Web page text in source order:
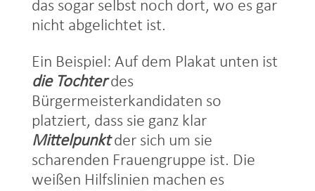
das sogar selbst noch dort, wo es gar
nicht abgelichtet ist.
Ein Beispiel: Auf dem Plakat unten ist
die Tochterdes
Bürgermeisterkandidaten so
platziert, dass sie ganz klar
Mittelpunktder sich um sie
scharenden Frauengruppe ist. Die
weißen Hilfslinien machen es